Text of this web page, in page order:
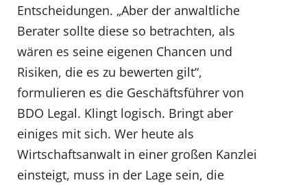
Entscheidungen. „Aber der anwaltliche
Berater sollte diese so betrachten, als
wären es seine eigenen Chancen und
Risiken, die es zu bewerten gilt“,
formulieren es die Geschäftsführer von
BDO Legal. Klingt logisch. Bringt aber
einiges mit sich. Wer heute als
Wirtschaftsanwalt in einer großen Kanzlei
einsteigt, muss in der Lage sein, die